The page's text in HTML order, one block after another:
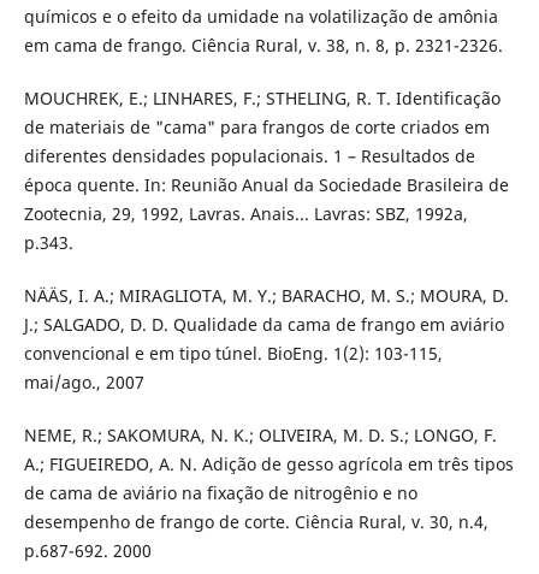
químicos e o efeito da umidade na volatilização de amônia
em cama de frango. Ciência Rural, v. 38, n. 8, p. 2321-2326.
MOUCHREK, E.; LINHARES, F.; STHELING, R. T. Identificação
de materiais de "cama" para frangos de corte criados em
diferentes densidades populacionais. 1 – Resultados de
época quente. In: Reunião Anual da Sociedade Brasileira de
Zootecnia, 29, 1992, Lavras. Anais... Lavras: SBZ, 1992a,
p.343.
NÄÄS, I. A.; MIRAGLIOTA, M. Y.; BARACHO, M. S.; MOURA, D.
J.; SALGADO, D. D. Qualidade da cama de frango em aviário
convencional e em tipo túnel. BioEng. 1(2): 103-115,
mai/ago., 2007
NEME, R.; SAKOMURA, N. K.; OLIVEIRA, M. D. S.; LONGO, F.
A.; FIGUEIREDO, A. N. Adição de gesso agrícola em três tipos
de cama de aviário na fixação de nitrogênio e no
desempenho de frango de corte. Ciência Rural, v. 30, n.4,
p.687-692. 2000